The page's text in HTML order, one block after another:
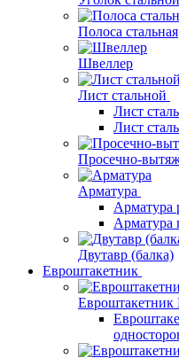
Полоса стальная
Швеллер
Лист стальной
Лист
Лист
Просечно-
Арматура
Арматура
Арматура
Двутавр (балка)
Евроштакетник